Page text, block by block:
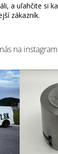
a uľahčite si
zákazník.
na